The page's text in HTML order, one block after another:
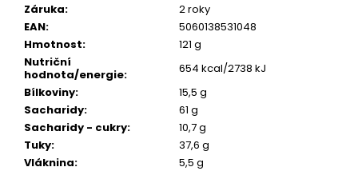
Záruka:
2 roky
EAN:
5060138531048
Hmotnost:
121 g
Nutriční
hodnota/energie:
654 kcal/2738 kJ
Bílkoviny:
15,5 g
Sacharidy:
61 g
Sacharidy - cukry:
10,7 g
Tuky:
37,6 g
Vláknina:
5,5 g
u
č
u
e
m
e